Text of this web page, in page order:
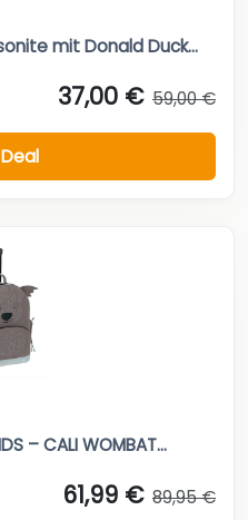
mit Donald Duck...
37,00 € 59,00 €
– CALI WOMBAT...
61,99 € 89,95 €